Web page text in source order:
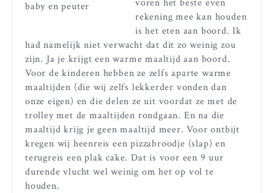
voren het beste even
rekening mee kan houden
is het eten aan boord. Ik
had namelijk niet verwacht dat dit zo weinig zou
zijn. Ja je krijgt een warme maaltijd aan boord.
Voor de kinderen hebben ze zelfs aparte warme
maaltijden (die wij zelfs lekkerder vonden dan
onze eigen) en die delen ze uit voordat ze met de
trolley met de maaltijden rondgaan. En na die
maaltijd krijg je geen maaltijd meer. Voor ontbijt
kregen wij heenreis een pizzabroodje (slap) en
terugreis een plak cake. Dat is voor een 9 uur
durende vlucht wel weinig om het op vol te
houden.